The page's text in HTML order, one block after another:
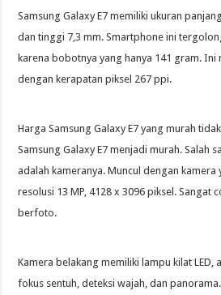
Samsung Galaxy E7 memiliki ukuran
dan tinggi 7,3 mm. Smartphone ini
karena bobotnya yang hanya 141 gram. Ini
dengan kerapatan piksel 267 ppi.
Harga Samsung Galaxy E7 yang murah
Samsung Galaxy E7 menjadi murah. Salah
adalah kameranya. Muncul dengan
resolusi 13 MP, 4128 x 3096 piksel. Sangat
berfoto.
Kamera belakang memiliki lampu kilat
fokus sentuh, deteksi wajah, dan